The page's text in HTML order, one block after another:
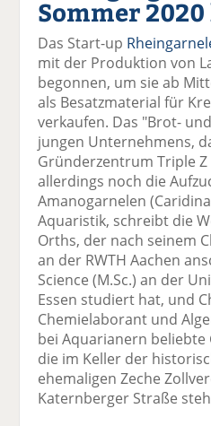
Sommer
Das Start-up
mit der Produktion von
begonnen, um sie ab
als Besatzmaterial für
verkaufen. Das "Brot-
jungen Unternehmens,
Gründerzentrum Triple
allerdings noch die
Amanogarnelen
Aquaristik, schreibt die
Orths, der nach seinem
an der RWTH Aachen
Science (M.Sc.) an der
Essen studiert hat, und
Chemielaborant und
bei Aquarianern beliebte
die im Keller der
ehemaligen Zeche
Katernberger Straße